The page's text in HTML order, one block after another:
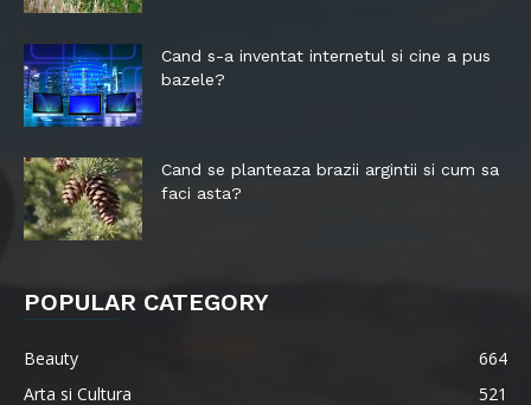
Cand s-a inventat internetul si cine a pus
bazele?
Cand se planteaza brazii argintii si cum sa
faci asta?
POPULAR CATEGORY
Beauty
664
Arta si Cultura
521